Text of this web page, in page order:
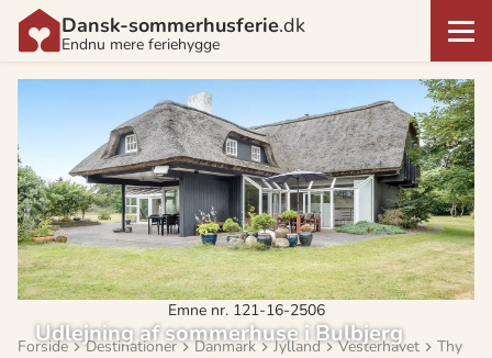
Dansk-sommerhusferie.dk
Endnu mere feriehygge
Emne nr. 121-16-2506
Udlejning af sommerhuse i Bulbjerg
Forside Destinationer Danmark Jylland Vesterhavet Thy